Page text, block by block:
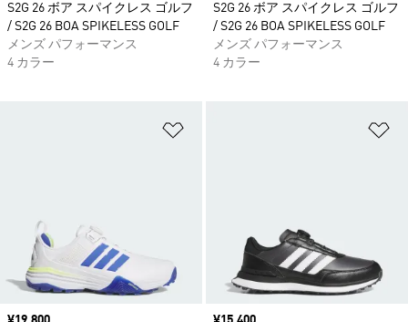
S2G 26 ボア スパイクレス ゴルフ
/ S2G 26 BOA SPIKELESS GOLF
メンズ パフォーマンス
4 カラー
S2G 26 ボア スパイクレス ゴルフ
/ S2G 26 BOA SPIKELESS GOLF
メンズ パフォーマンス
4 カラー